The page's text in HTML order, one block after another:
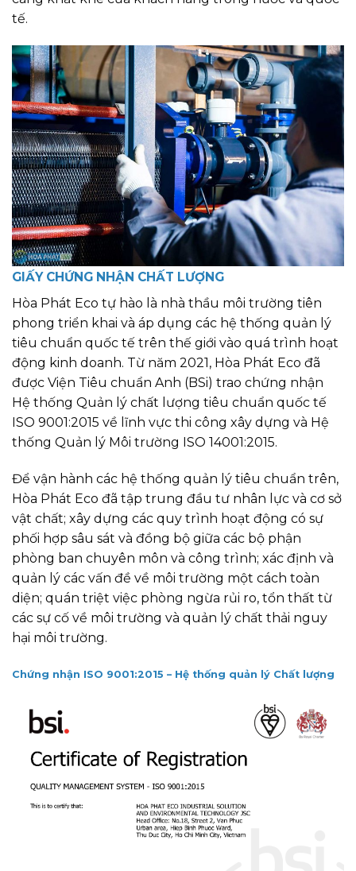
tế.
GIẤY CHỨNG NHẬN CHẤT LƯỢNG
Hòa Phát Eco tự hào là nhà thầu môi trường tiên
phong triển khai và áp dụng các hệ thống quản lý
tiêu chuẩn quốc tế trên thế giới vào quá trình hoạt
động kinh doanh. Từ năm 2021, Hòa Phát Eco đã
được Viện Tiêu chuẩn Anh (BSi) trao chứng nhận
Hệ thống Quản lý chất lượng tiêu chuẩn quốc tế
ISO 9001:2015 về lĩnh vực thi công xây dựng và Hệ
thống Quản lý Môi trường ISO 14001:2015.
Để vận hành các hệ thống quản lý tiêu chuẩn trên,
Hòa Phát Eco đã tập trung đầu tư nhân lực và cơ sở
vật chất; xây dựng các quy trình hoạt động có sự
phối hợp sâu sát và đồng bộ giữa các bộ phận
phòng ban chuyên môn và công trình; xác định và
quản lý các vấn đề về môi trường một cách toàn
diện; quán triệt việc phòng ngừa rủi ro, tổn thất từ
các sự cố về môi trường và quản lý chất thải nguy
hại môi trường.
Chứng nhận ISO 9001:2015 – Hệ thống quản lý Chất lượng